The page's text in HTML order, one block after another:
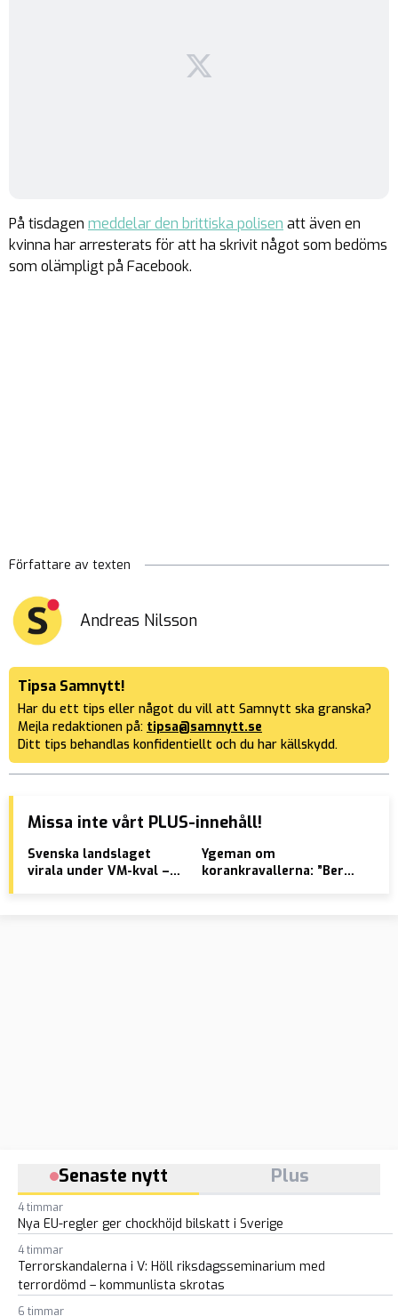
På tisdagen meddelar den brittiska polisen att även en
kvinna har arresterats för att ha skrivit något som bedöms
som olämpligt på Facebook.
Författare av texten
Andreas Nilsson
Tipsa Samnytt!
Har du ett tips eller något du vill att Samnytt ska granska?
Mejla redaktionen på: tipsa@samnytt.se
Ditt tips behandlas konfidentiellt och du har källskydd.
Missa inte vårt PLUS-innehåll!
Svenska landslaget
virala under VM-kval –
Ygeman om
korankravallerna: ”Beror
Senaste nytt Plus
4 timmar
Nya EU-regler ger chockhöjd bilskatt i Sverige
4 timmar
Terrorskandalerna i V: Höll riksdagsseminarium med
terrordömd – kommunlista skrotas
6 timmar